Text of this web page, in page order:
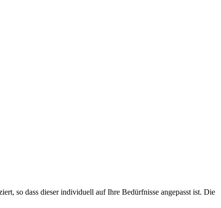
so dass dieser individuell auf Ihre Bedürfnisse angepasst ist. Die